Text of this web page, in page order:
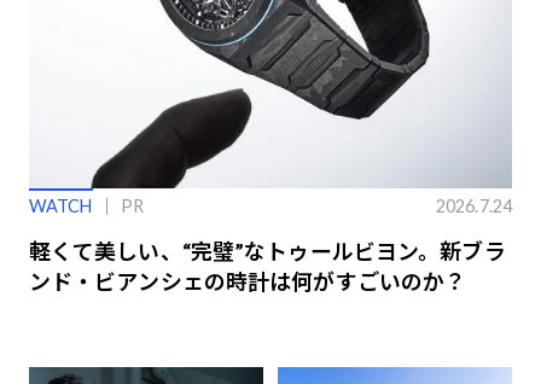
WATCH PR 2026.7.24
軽くて美しい、“完璧”なトゥールビヨン。新ブラ
ンド・ビアンシェの時計は何がすごいのか？